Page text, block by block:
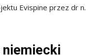
Evispine przez dr n.